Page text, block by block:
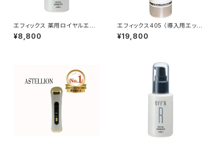
エフィックス 薬用ロイヤルエッ
センスF（導入用エッセンス[ひき
しめ、敏感肌用] 極性+）
¥8,800
エフィックス405 （導入用エッセ
ンスジェル[美白・アンチエイジ
ング]極性-）
¥19,800